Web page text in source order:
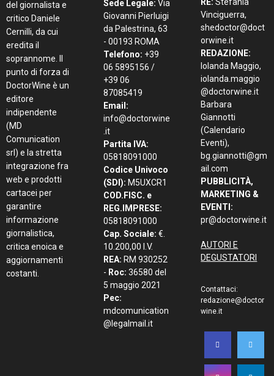
del giornalista e
critico Daniele
Cernilli, da cui
eredita il
soprannome. Il
punto di forza di
DoctorWine è un
editore
indipendente
(MD
Comunication
srl) e la stretta
integrazione fra
web e prodotti
cartacei per
garantire
informazione
giornalistica,
critica enoica e
aggiornamenti
costanti.
Sede Legale: Via
Giovanni Pierluigi
da Palestrina, 63
- 00193 ROMA
Telefono: +39
06 5895156 /
+39 06
87085419
Email:
info@doctorwine
.it
Partita IVA:
05818091000
Codice Univoco
(SDI): M5UXCR1
COD.FISC. e
REG.IMPRESE:
05818091000
Cap. Sociale: €.
10.200,00 I.V.
REA: RM 930252
- Roc: 36580 del
5 maggio 2021
Pec:
mdcomunication
@legalmail.it
Vinciguerra,
shedoctor@doct
orwine.it
REDAZIONE:
Iolanda Maggio,
iolanda.maggio
@doctorwine.it
Barbara
Giannotti
(Calendario
Eventi),
bg.giannotti@gm
ail.com
PUBBLICITÀ,
MARKETING &
EVENTI:
pr@doctorwine.it
AUTORI E
DEGUSTATORI
Contattaci:
redazione@doctor
wine.it